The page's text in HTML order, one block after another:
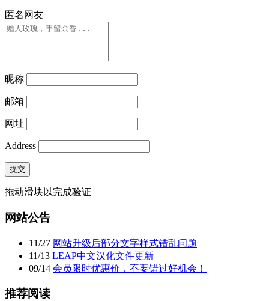
匿名网友
昵称
邮箱
网址
Address
提交
拖动滑块以完成验证
网站公告
11/27 网站升级后部分文字样式错乱问题
11/13 LEAP中文汉化文件更新
09/14 会员限时优惠价，不要错过好机会！
推荐阅读